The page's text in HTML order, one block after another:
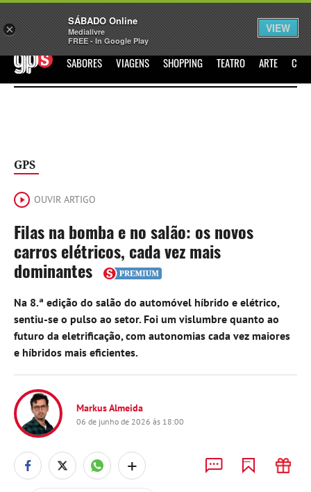
Sábado Assine Iniciar Sessão
GPS SABORES VIAGENS SHOPPING TEATRO ARTE
GPS
OUVIR ARTIGO
Filas na bomba e no salão: os novos
carros elétricos, cada vez mais
dominantes
Na 8.ª edição do salão do automóvel híbrido e elétrico,
sentiu-se o pulso ao setor. Foi um vislumbre quanto ao
futuro da eletrificação, com autonomias cada vez maiores
e híbridos mais eficientes.
Markus Almeida
06 de junho de 2026 às 18:00
+
×
SÁBADO Online
Medialivre
FREE - In Google Play
VIEW